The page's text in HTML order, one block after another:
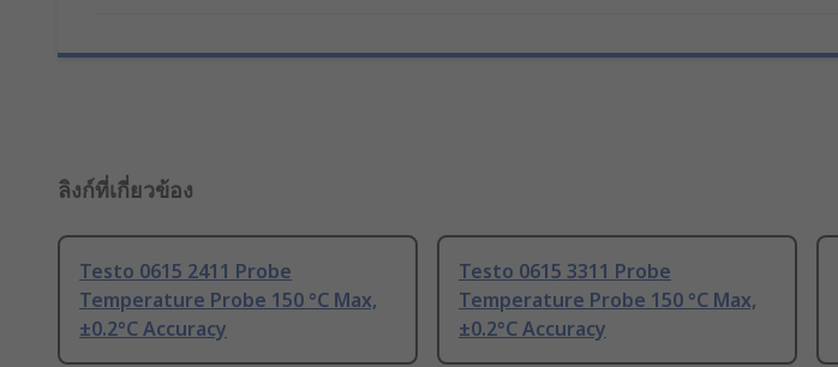
ลิงก์ที่เกี่ยวข้อง
Testo 0615 2411 Probe
Temperature Probe 150 °C Max,
±0.2°C Accuracy
Testo 0615 3311 Probe
Temperature Probe 150 °C Max,
±0.2°C Accuracy